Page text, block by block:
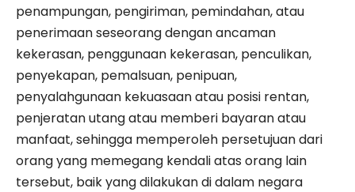
penampungan, pengiriman, pemindahan, atau
penerimaan seseorang dengan ancaman
kekerasan, penggunaan kekerasan, penculikan,
penyekapan, pemalsuan, penipuan,
penyalahgunaan kekuasaan atau posisi rentan,
penjeratan utang atau memberi bayaran atau
manfaat, sehingga memperoleh persetujuan dari
orang yang memegang kendali atas orang lain
tersebut, baik yang dilakukan di dalam negara